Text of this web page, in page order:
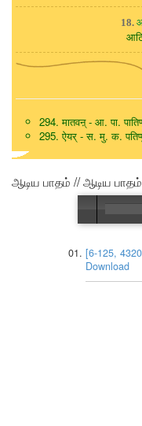
18.
294. मातवऩ् - आ. पा.
295. ऐयर् - स. मु. क.
ஆடிய பாதம் // ஆடிய பாதம்
[6-125,
Download